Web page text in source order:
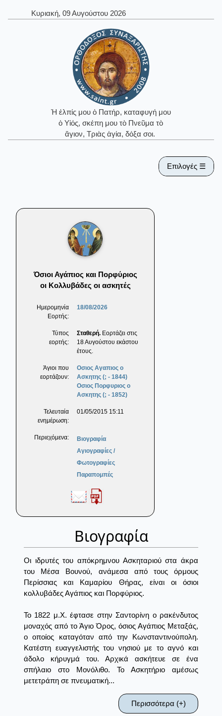
Κυριακή, 09 Αυγούστου 2026
Ἡ ἐλπίς μου ὁ Πατήρ, καταφυγή μου
ὁ Υἱός, σκέπη μου τὸ Πνεῦμα τὸ
ἅγιον, Τριὰς ἁγία, δόξα σοι.
Επιλογές ☰
Όσιοι Αγάπιος και Πορφύριος
οι Κολλυβάδες οι ασκητές
Ημερομηνία
Εορτής:
18/08/2026
Τύπος
εορτής:
Σταθερή. Εορτάζει στις
18 Αυγούστου εκάστου
έτους.
Άγιοι που
εορτάζουν:
Οσιος Αγαπιος ο
Ασκητης (; - 1844)
Οσιος Πορφυριος ο
Ασκητης (; - 1852)
Τελευταία
ενημέρωση:
01/05/2015 15:11
Περιεχόμενα:
Βιογραφία
Αγιογραφίες /
Φωτογραφίες
Παραπομπές
Βιογραφία
Οι ιδρυτές του απόκρημνου Ασκηταριού στα άκρα
του Μέσα Βουνού, ανάμεσα από τους όρμους
Περίσσιας και Καμαρίου Θήρας, είναι οι όσιοι
κολλυβάδες Αγάπιος και Πορφύριος.
Το 1822 μ.Χ. έφτασε στην Σαντορίνη ο ρακένδυτος
μοναχός από το Άγιο Όρος, όσιος Αγάπιος Μεταξάς,
ο οποίος καταγόταν από την Κωνσταντινούπολη.
Κατέστη ευαγγελιστής του νησιού με το αγνό και
άδολο κήρυγμά του. Αρχικά ασκήτευε σε ένα
σπήλαιο στο Μονόλιθο. Το Ασκητήριο αμέσως
μετετράπη σε πνευματική...
Περισσότερα (+)